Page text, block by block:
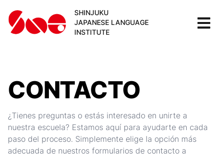
SHINJUKU
JAPANESE LANGUAGE
INSTITUTE
CONTACTO
¿Tienes preguntas o estás interesado en unirte a
nuestra escuela? Estamos aquí para ayudarte en cada
paso del proceso. Simplemente elige la opción más
adecuada de nuestros formularios de contacto a